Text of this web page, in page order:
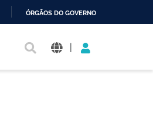
ÓRGÃOS DO GOVERNO
|